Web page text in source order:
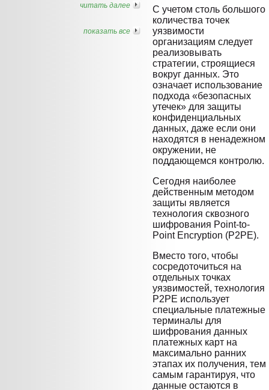
читать далее
показать все
С учетом столь большого
количества точек
уязвимости
организациям следует
реализовывать
стратегии, строящиеся
вокруг данных. Это
означает использование
подхода «безопасных
утечек» для защиты
конфиденциальных
данных, даже если они
находятся в ненадежном
окружении, не
поддающемся контролю.
Сегодня наиболее
действенным методом
защиты является
технология сквозного
шифрования Point-to-
Point Encryption (P2PE).
Вместо того, чтобы
сосредоточиться на
отдельных точках
уязвимостей, технология
P2PE использует
специальные платежные
терминалы для
шифрования данных
платежных карт на
максимально ранних
этапах их получения, тем
самым гарантируя, что
данные остаются в